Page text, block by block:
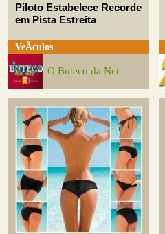
Piloto Estabelece Recorde
em Pista Estreita
VeÃ­culos
O Buteco da Net